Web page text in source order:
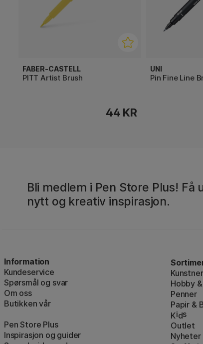
FABER-CASTELL
PITT Artist Brush
44 KR
UNI
Pin Fine Line
Bli medlem i Pen Store Plus! Få
nytt og kreativ inspirasjon.
Information
Kundeservice
Spørsmål og svar
Om oss
Butikken vår
Pen Store Plus
Inspirasjon og guider
Hobby
Penner
Papir &
Kids
Outlet
Nyheter